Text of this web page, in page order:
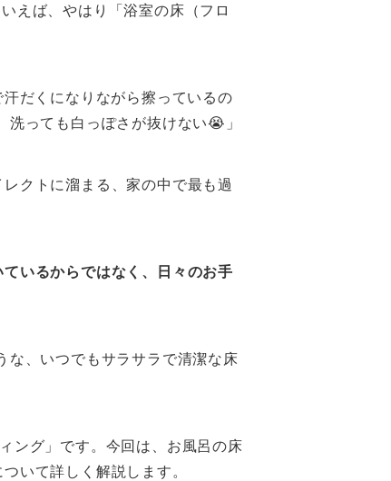
えば、やはり「浴室の床（フロ
だくになりながら擦っているの
っても白っぽさが抜けない😭」
クトに溜まる、家の中で最も過
いるからではなく、日々のお手
な、いつでもサラサラで清潔な床
ング」です。今回は、お風呂の床
いて詳しく解説します。